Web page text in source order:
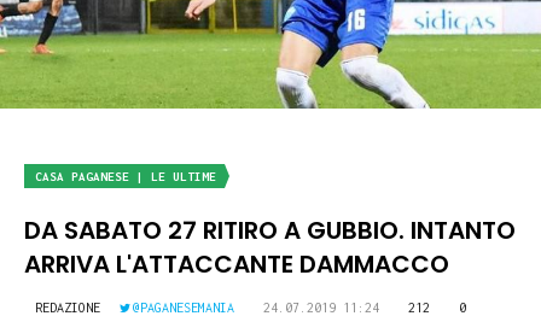
CASA PAGANESE | LE ULTIME
DA SABATO 27 RITIRO A GUBBIO. INTANTO
ARRIVA L'ATTACCANTE DAMMACCO
REDAZIONE @PAGANESEMANIA 24.07.2019 11:24 212 0